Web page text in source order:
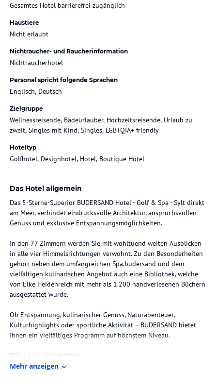
Gesamtes Hotel barrierefrei zugänglich
Haustiere
Nicht erlaubt
Nichtraucher- und Raucherinformation
Nichtraucherhotel
Personal spricht folgende Sprachen
Englisch, Deutsch
Zielgruppe
Wellnessreisende, Badeurlauber, Hochzeitsreisende, Urlaub zu
zweit, Singles mit Kind, Singles, LGBTQIA+ friendly
Hoteltyp
Golfhotel, Designhotel, Hotel, Boutique Hotel
Das Hotel allgemein
Das 5-Sterne-Superior BUDERSAND Hotel - Golf & Spa - Sylt direkt
am Meer, verbindet eindrucksvolle Architektur, anspruchsvollen
Genuss und exklusive Entspannungsmöglichkeiten.
In den 77 Zimmern werden Sie mit wohltuend weiten Ausblicken
in alle vier Himmelsrichtungen verwöhnt. Zu den Besonderheiten
gehört neben dem umfangreichen Spa.budersand und dem
vielfältigen kulinarischen Angebot auch eine Bibliothek, welche
von Elke Heidenreich mit mehr als 1.200 handverlesenen Büchern
ausgestattet wurde.
Ob Entspannung, kulinarischer Genuss, Naturabenteuer,
Kulturhighlights oder sportliche Aktivität – BUDERSAND bietet
Ihnen ein vielfältiges Programm auf höchstem Niveau.
Die Lage des Hotels
Auf der Nordseeinsel Sylt in Hörnum direkt am Meer, umgeben von
Mehr anzeigen